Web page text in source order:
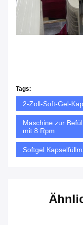
Tags:
2-Zoll-Soft-Gel-
Maschine zur
mit 8 Rpm
Softgel